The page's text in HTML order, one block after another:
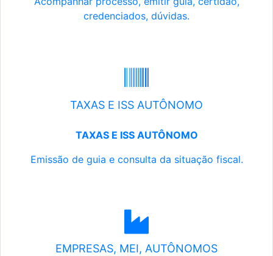
credenciados, dúvidas.
TAXAS E ISS AUTÔNOMO
TAXAS E ISS AUTÔNOMO
Emissão de guia e consulta da situação fiscal.
EMPRESAS, MEI, AUTÔNOMOS